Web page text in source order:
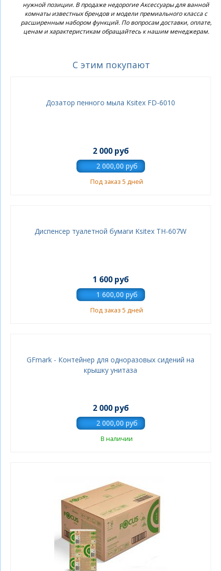
нужной позиции. В продаже недорогие Аксессуары для ванной
комнаты известных брендов и модели премиального класса с
расширенным набором функций. По вопросам доставки, оплате,
ценам и характеристикам обращайтесь к нашим менеджерам.
С этим покупают
Дозатор пенного мыла Ksitex FD-6010
2 000 руб
Под заказ 5 дней
Диспенсер туалетной бумаги Ksitex TН-607W
1 600 руб
Под заказ 5 дней
GFmark - Контейнер для одноразовых сидений на
крышку унитаза
2 000 руб
В наличии